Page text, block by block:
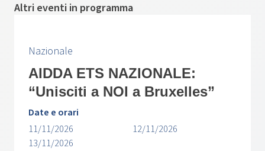
Altri eventi in programma
Nazionale
AIDDA ETS NAZIONALE:
“Unisciti a NOI a Bruxelles”
Date e orari
11/11/2026
12/11/2026
13/11/2026